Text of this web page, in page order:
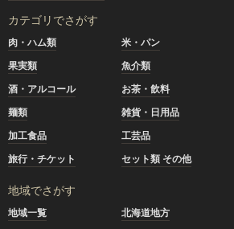
カテゴリでさがす
肉・ハム類 米・パン
果実類
魚介類
酒・アルコール
お茶・飲料
麺類
雑貨・日用品
加工食品
工芸品
旅行・チケット
セット類 その他
地域でさがす
地域一覧 北海道地方